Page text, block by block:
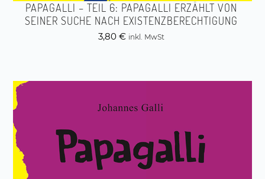
PAPAGALLI – TEIL 6: PAPAGALLI ERZÄHLT VON
SEINER SUCHE NACH EXISTENZBERECHTIGUNG
3,80 € inkl. MwSt